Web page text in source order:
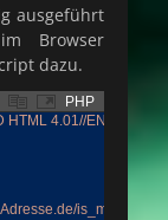
ausgeführt
Browser
dazu.
PHP
HTML 4.01//EN"